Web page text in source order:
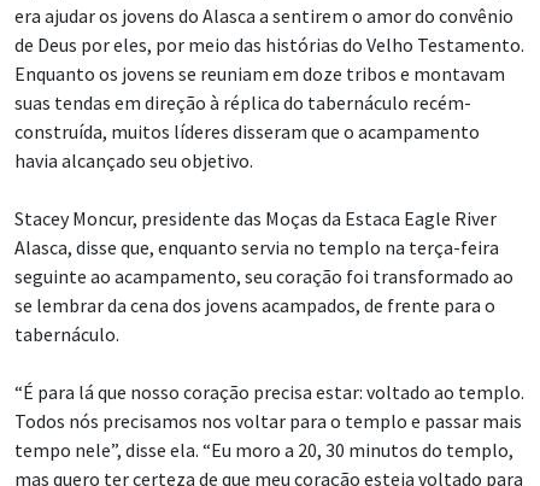
era ajudar os jovens do Alasca a sentirem o amor do convênio
de Deus por eles, por meio das histórias do Velho Testamento.
Enquanto os jovens se reuniam em doze tribos e montavam
suas tendas em direção à réplica do tabernáculo recém-
construída, muitos líderes disseram que o acampamento
havia alcançado seu objetivo.
Stacey Moncur, presidente das Moças da Estaca Eagle River
Alasca, disse que, enquanto servia no templo na terça-feira
seguinte ao acampamento, seu coração foi transformado ao
se lembrar da cena dos jovens acampados, de frente para o
tabernáculo.
“É para lá que nosso coração precisa estar: voltado ao templo.
Todos nós precisamos nos voltar para o templo e passar mais
tempo nele”, disse ela. “Eu moro a 20, 30 minutos do templo,
mas quero ter certeza de que meu coração esteja voltado para